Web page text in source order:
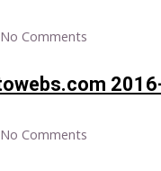
No Comments
No Comments